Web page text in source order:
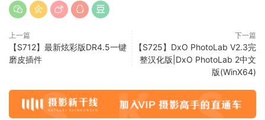
上一篇
【S712】最新炫彩版DR4.5一键
磨皮插件
下一篇
【S725】DxO PhotoLab V2.3完
整汉化版|DxO PhotoLab 2中文
版(WinX64)